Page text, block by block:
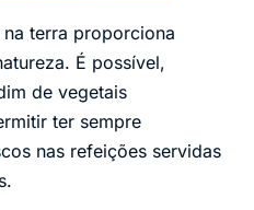
terra proporciona
É possível,
de vegetais
ter sempre
nas refeições servidas